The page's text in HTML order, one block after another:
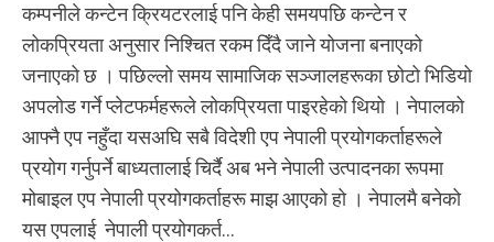
कम्पनीले कन्टेन क्रियटरलाई पनि केही समयपछि कन्टेन र
लोकप्रियता अनुसार निश्चित रकम दिँदै जाने योजना बनाएको
जनाएको छ । पछिल्लो समय सामाजिक सञ्जालहरूका छोटो भिडियो
अपलोड गर्ने प्लेटफर्महरूले लोकप्रियता पाइरहेको थियो । नेपालको
आफ्नै एप नहुँदा यसअघि सबै विदेशी एप नेपाली प्रयोगकर्ताहरूले
प्रयोग गर्नुपर्ने बाध्यतालाई चिर्दै अब भने नेपाली उत्पादनका रूपमा
मोबाइल एप नेपाली प्रयोगकर्ताहरू माझ आएको हो । नेपालमै बनेको
यस एपलाई नेपाली प्रयोगकर्त...